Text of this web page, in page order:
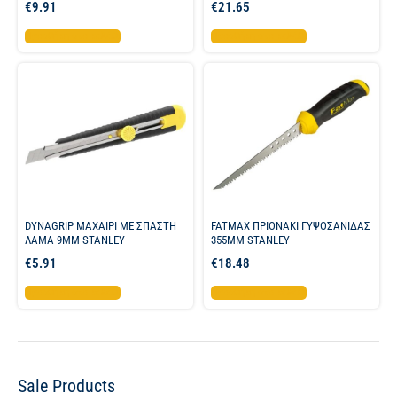
€9.91
Προσθήκη στο καλάθι
€21.65
Προσθήκη στο καλάθι
DYNAGRIP ΜΑΧΑΙΡΙ ME ΣΠΑΣΤΗ
ΛΑΜΑ 9MM STANLEY
€5.91
Προσθήκη στο καλάθι
FATMAX ΠΡΙΟΝΑΚΙ ΓΥΨΟΣΑΝΙΔΑΣ
355ΜΜ STANLEY
€18.48
Προσθήκη στο καλάθι
Sale Products